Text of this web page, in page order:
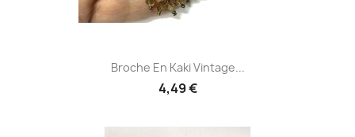
Broche En Kaki Vintage...
4,49 €